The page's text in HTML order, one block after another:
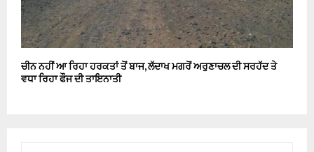
ਚੀਨ ਨਹੀਂ ਆ ਰਿਹਾ ਹਰਕਤਾਂ ਤੋਂ ਬਾਜ, ਲੱਦਾਖ ਮਗਰੋਂ ਅਰੁਣਾਚਲ ਦੀ ਸਰਹੱਦ ਤੇ
ਵਧਾ ਰਿਹਾ ਫੌਜ ਦੀ ਤਾਇਨਾਤੀ